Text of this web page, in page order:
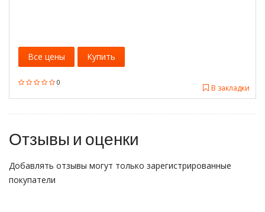
0
В закладки
Все цены Купить
Отзывы и оценки
Добавлять отзывы могут только зарегистрированные
покупатели